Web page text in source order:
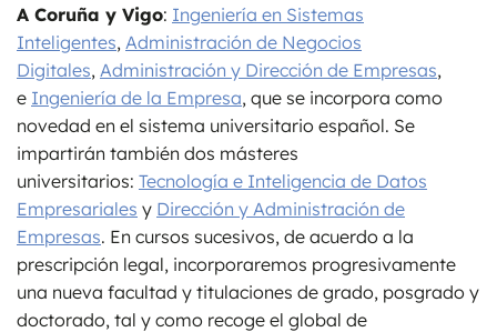
A Coruña y Vigo: Ingeniería en Sistemas
Inteligentes, Administración de Negocios
Digitales, Administración y Dirección de Empresas,
e Ingeniería de la Empresa, que se incorpora como
novedad en el sistema universitario español. Se
impartirán también dos másteres
universitarios: Tecnología e Inteligencia de Datos
Empresariales y Dirección y Administración de
Empresas. En cursos sucesivos, de acuerdo a la
prescripción legal, incorporaremos progresivamente
una nueva facultad y titulaciones de grado, posgrado y
doctorado, tal y como recoge el global de